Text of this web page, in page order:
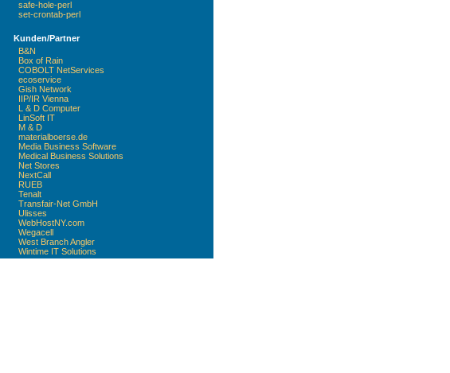
safe-hole-perl
set-crontab-perl
Kunden/Partner
B&N
Box of Rain
COBOLT NetServices
ecoservice
Gish Network
IIP/IR Vienna
L & D Computer
LinSoft IT
M & D
materialboerse.de
Media Business Software
Medical Business Solutions
Net Stores
NextCall
RUEB
Tenalt
Transfair-Net GmbH
Ulisses
WebHostNY.com
Wegacell
West Branch Angler
Wintime IT Solutions